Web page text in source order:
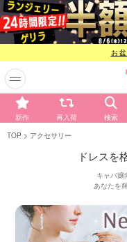
お
新作 再入荷 検索
TOP アクセサリー
ドレスを
キャバ嬢
あなたを